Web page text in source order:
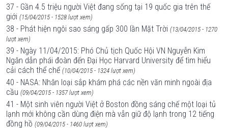
37 - Gần 4.5 triệu người Việt đang sống tại 19 quốc gia trên thế
giới (15/04/2015 - 1528 lượt xem)
38 - Phát hiện ngôi sao sáng gấp 300 lần Mặt Trời (13/04/2015 - 1270
lượt xem)
39 - Ngày 11/04/2015: Phó Chủ tịch Quốc Hội VN Nguyễn Kim
Ngân dẫn phái đoàn đến Đại Học Harvard University để tìm hiểu
cải cách thể chế (10/04/2015 - 1324 lượt xem)
40 - NASA: Nhân loại sắp khám phá các nền văn minh ngoài địa
cầu (09/04/2015 - 1357 lượt xem)
41 - Một sinh viên người Việt ở Boston đồng sáng chế một loại tủ
lạnh mới không cần dùng điện mà vẫn giữ độ lạnh trong 12 tiếng
đồng hồ (09/04/2015 - 1460 lượt xem)